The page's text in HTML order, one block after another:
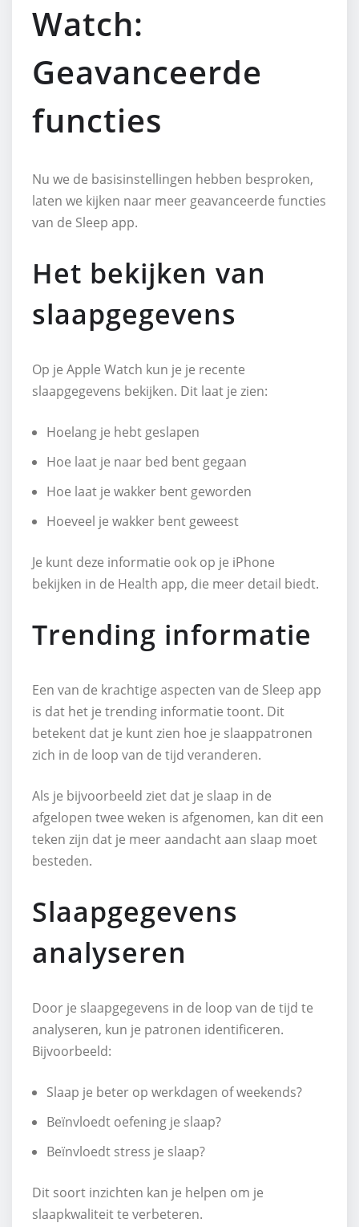
Watch:
Geavanceerde
functies
Nu we de basisinstellingen hebben besproken,
laten we kijken naar meer geavanceerde functies
van de Sleep app.
Het bekijken van
slaapgegevens
Op je Apple Watch kun je je recente
slaapgegevens bekijken. Dit laat je zien:
Hoelang je hebt geslapen
Hoe laat je naar bed bent gegaan
Hoe laat je wakker bent geworden
Hoeveel je wakker bent geweest
Je kunt deze informatie ook op je iPhone
bekijken in de Health app, die meer detail biedt.
Trending informatie
Een van de krachtige aspecten van de Sleep app
is dat het je trending informatie toont. Dit
betekent dat je kunt zien hoe je slaappatronen
zich in de loop van de tijd veranderen.
Als je bijvoorbeeld ziet dat je slaap in de
afgelopen twee weken is afgenomen, kan dit een
teken zijn dat je meer aandacht aan slaap moet
besteden.
Slaapgegevens
analyseren
Door je slaapgegevens in de loop van de tijd te
analyseren, kun je patronen identificeren.
Bijvoorbeeld:
Slaap je beter op werkdagen of weekends?
Beïnvloedt oefening je slaap?
Beïnvloedt stress je slaap?
Dit soort inzichten kan je helpen om je
slaapkwaliteit te verbeteren.